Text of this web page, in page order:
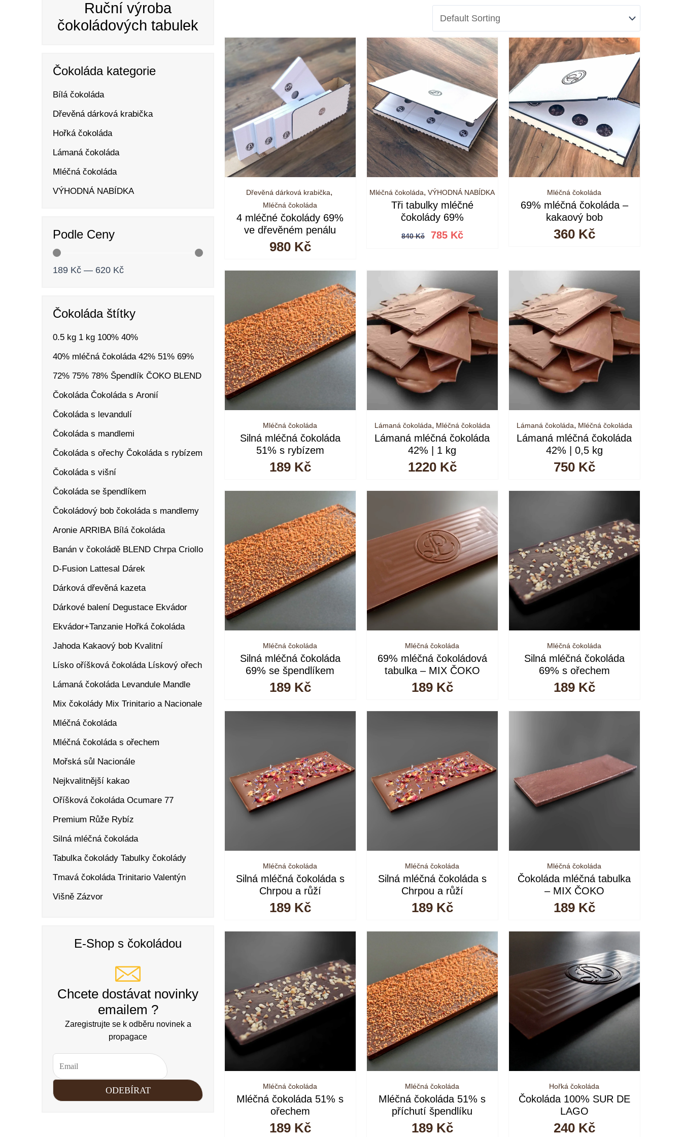
Ruční výroba
čokoládových tabulek
Čokoláda kategorie
Bílá čokoláda
Dřevěná dárková krabička
Hořká čokoláda
Lámaná čokoláda
Mléčná čokoláda
VÝHODNÁ NABÍDKA
Podle Ceny
189 Kč — 620 Kč
Čokoláda štítky
0.5 kg 1 kg 100% 40%
40% mléčná čokoláda 42% 51% 69%
72% 75% 78% Špendlík ČOKO BLEND
Čokoláda Čokoláda s Aronií
Čokoláda s levandulí
Čokoláda s mandlemi
Čokoláda s ořechy Čokoláda s rybízem
Čokoláda s višní
Čokoláda se špendlíkem
Čokoládový bob čokoláda s mandlemy
Aronie ARRIBA Bílá čokoláda
Banán v čokoládě BLEND Chrpa Criollo
D-Fusion Lattesal Dárek
Dárková dřevěná kazeta
Dárkové balení Degustace Ekvádor
Ekvádor+Tanzanie Hořká čokoláda
Jahoda Kakaový bob Kvalitní
Lísko oříšková čokoláda Lískový ořech
Lámaná čokoláda Levandule Mandle
Mix čokolády Mix Trinitario a Nacionale
Mléčná čokoláda
Mléčná čokoláda s ořechem
Mořská sůl Nacionále
Nejkvalitnější kakao
Oříšková čokoláda Ocumare 77
Premium Růže Rybíz
Silná mléčná čokoláda
Tabulka čokolády Tabulky čokolády
Tmavá čokoláda Trinitario Valentýn
Višně Zázvor
E-Shop s čokoládou
Chcete dostávat novinky
emailem ?
Zaregistrujte se k odběru novinek a
propagace
Dřevěná dárková krabička,
Mléčná čokoláda
4 mléčné čokolády 69%
ve dřevěném penálu
980 Kč
Mléčná čokoláda,VÝHODNÁ NABÍDKA
Tři tabulky mléčné
čokolády 69%
840Kč
Původní
cena
840 Kč.
785 KčAktuální
cena
785 Kč.
Mléčná čokoláda
69% mléčná čokoláda –
kakaový bob
360 Kč
Mléčná čokoláda
Silná mléčná čokoláda
51% s rybízem
189 Kč
Lámaná čokoláda, Mléčná čokoláda
Lámaná mléčná čokoláda
42% | 1 kg
1220 Kč
Lámaná čokoláda, Mléčná čokoláda
Lámaná mléčná čokoláda
42% | 0,5 kg
750 Kč
Mléčná čokoláda
Silná mléčná čokoláda
69% se špendlíkem
189 Kč
Mléčná čokoláda
69% mléčná čokoládová
tabulka – MIX ČOKO
189 Kč
Mléčná čokoláda
Silná mléčná čokoláda
69% s ořechem
189 Kč
Mléčná čokoláda
Silná mléčná čokoláda s
Chrpou a růží
189 Kč
Mléčná čokoláda
Silná mléčná čokoláda s
Chrpou a růží
189 Kč
Mléčná čokoláda
Čokoláda mléčná tabulka
– MIX ČOKO
189 Kč
Mléčná čokoláda
Mléčná čokoláda 51% s
ořechem
189 Kč
Mléčná čokoláda
Mléčná čokoláda 51% s
příchutí špendlíku
189 Kč
Hořká čokoláda
Čokoláda 100% SUR DE
LAGO
240 Kč